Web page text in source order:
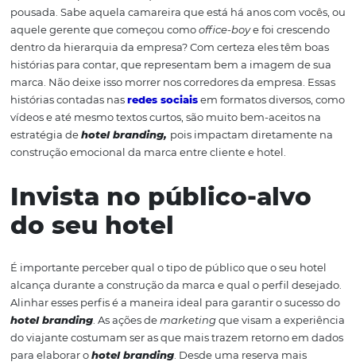
Conte uma história
ao seu hóspede
Storytellingpode parecer uma expressão muito
remete a algo que faz parte da vida de todo mundo.
nada mais é do que a boa e velha técnica de contar
Usar essa habilidade nacomunicação do seu hotel
aproximá-lo do seu hóspede, constrói uma ligação
a história do hotel, como ele surgiu, como se
longo do tempo, quem foram seus fundadores e todos
curiososque aconteceram ali.
Conheça: 9 passos para você,